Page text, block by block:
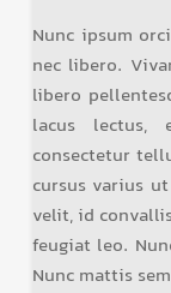
Nunc ipsum
nec libero.
libero
lacus lectus,
consectetur
cursus varius
velit, id
feugiat leo.
Nunc mattis